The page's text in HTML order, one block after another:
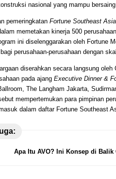
nasional yang mampu bersaing
pemeringkatan Fortune Southeast Asia
memetakan kinerja 500
ini diselenggarakan oleh Fortune
perusahaan-perusahaan dengan
diserahkan secara langsung
pada ajang Executive Dinner &
The Langham Jakarta,
mempertemukan para pimpinan
dalam daftar Fortune Southeast
Apa Itu AVO? Ini Konsep di Balik